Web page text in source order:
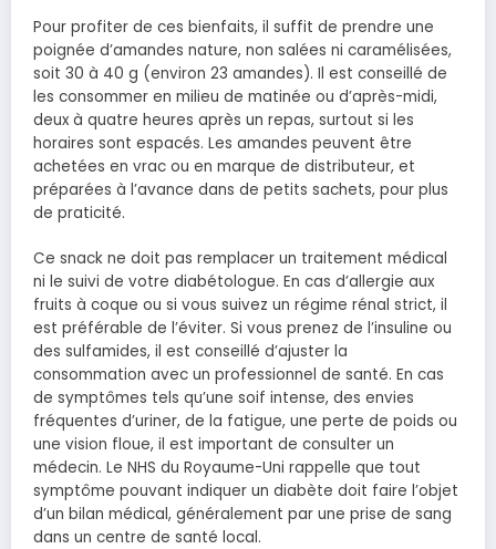
Pour profiter de ces bienfaits, il suffit de prendre une
poignée d’amandes nature, non salées ni caramélisées,
soit 30 à 40 g (environ 23 amandes). Il est conseillé de
les consommer en milieu de matinée ou d’après-midi,
deux à quatre heures après un repas, surtout si les
horaires sont espacés. Les amandes peuvent être
achetées en vrac ou en marque de distributeur, et
préparées à l’avance dans de petits sachets, pour plus
de praticité.
Ce snack ne doit pas remplacer un traitement médical
ni le suivi de votre diabétologue. En cas d’allergie aux
fruits à coque ou si vous suivez un régime rénal strict, il
est préférable de l’éviter. Si vous prenez de l’insuline ou
des sulfamides, il est conseillé d’ajuster la
consommation avec un professionnel de santé. En cas
de symptômes tels qu’une soif intense, des envies
fréquentes d’uriner, de la fatigue, une perte de poids ou
une vision floue, il est important de consulter un
médecin. Le NHS du Royaume-Uni rappelle que tout
symptôme pouvant indiquer un diabète doit faire l’objet
d’un bilan médical, généralement par une prise de sang
dans un centre de santé local.